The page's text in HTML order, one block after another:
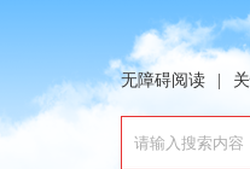
无障碍阅读